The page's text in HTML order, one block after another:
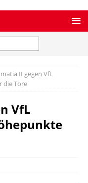
II gegen VfL
die Tore
VfL